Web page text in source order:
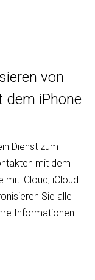
von
dem iPhone
Dienst zum
mit dem
mit iCloud, iCloud
Sie alle
Informationen